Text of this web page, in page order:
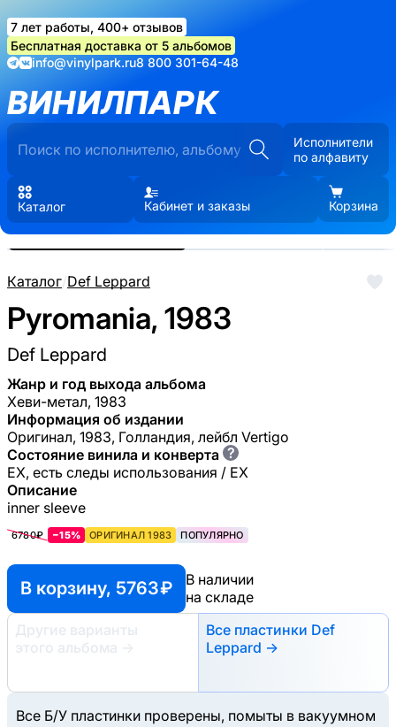
7 лет работы, 400+ отзывов
Бесплатная доставка от 5 альбомов
info@vinylpark.ru8 800 301-64-48
ВИНИЛПАРК
Исполнители
по алфавиту
Каталог Кабинет и заказы Корзина
Каталог/Def Leppard
Pyromania, 1983
Def Leppard
Жанр и год выхода альбома
Хеви-метал, 1983
Информация об издании
Оригинал, 1983, Голландия, лейбл Vertigo
Состояние винила и конверта ?
EX, есть следы использования / EX
Описание
inner sleeve
6780₽ −15% ОРИГИНАЛ 1983 ПОПУЛЯРНО
В корзину, 5763 ₽
В наличии
на складе
Другие варианты
этого альбома
→
Все пластинки Def
Leppard →
Все Б/У пластинки проверены, помыты в вакуумном
Реальные фото пластинки.
Нажмите, чтобы увеличить